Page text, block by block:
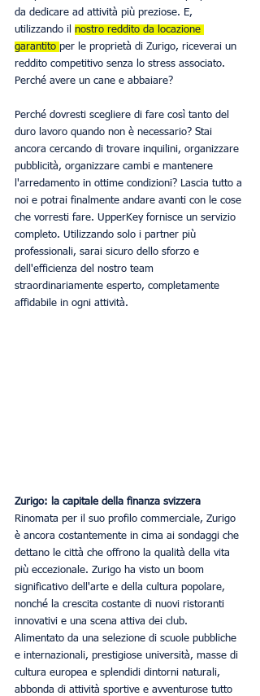
da dedicare ad attività più preziose. E,
utilizzando il nostro reddito da locazione
garantito per le proprietà di Zurigo, riceverai un
reddito competitivo senza lo stress associato.
Perché avere un cane e abbaiare?
Perché dovresti scegliere di fare così tanto del
duro lavoro quando non è necessario? Stai
ancora cercando di trovare inquilini, organizzare
pubblicità, organizzare cambi e mantenere
l'arredamento in ottime condizioni? Lascia tutto a
noi e potrai finalmente andare avanti con le cose
che vorresti fare. UpperKey fornisce un servizio
completo. Utilizzando solo i partner più
professionali, sarai sicuro dello sforzo e
dell'efficienza del nostro team
straordinariamente esperto, completamente
affidabile in ogni attività.
Zurigo: la capitale della finanza svizzera
Rinomata per il suo profilo commerciale, Zurigo
è ancora costantemente in cima ai sondaggi che
dettano le città che offrono la qualità della vita
più eccezionale. Zurigo ha visto un boom
significativo dell'arte e della cultura popolare,
nonché la crescita costante di nuovi ristoranti
innovativi e una scena attiva dei club.
Alimentato da una selezione di scuole pubbliche
e internazionali, prestigiose università, masse di
cultura europea e splendidi dintorni naturali,
abbonda di attività sportive e avventurose tutto